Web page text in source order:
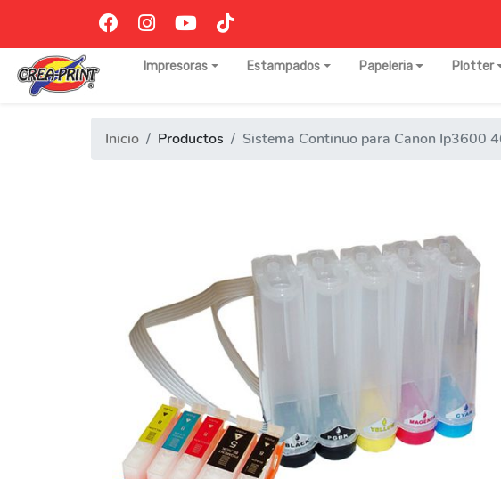
Impresoras Estampados Papeleria Plotter
Inicio Productos Sistema Continuo para Canon Ip3600